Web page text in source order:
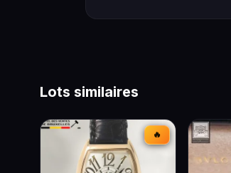
Lots similaires
🔥